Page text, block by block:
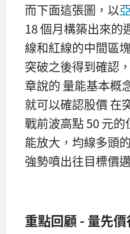
而下面這張圖，以
18 個月構築出來的
線和紅線的中間區
突破之後得到確認
章說的 量能基本概
就可以確認股價 在
戰前波高點 50 元
能放大，均線多頭
強勢噴出往目標價
重點回顧 - 量先